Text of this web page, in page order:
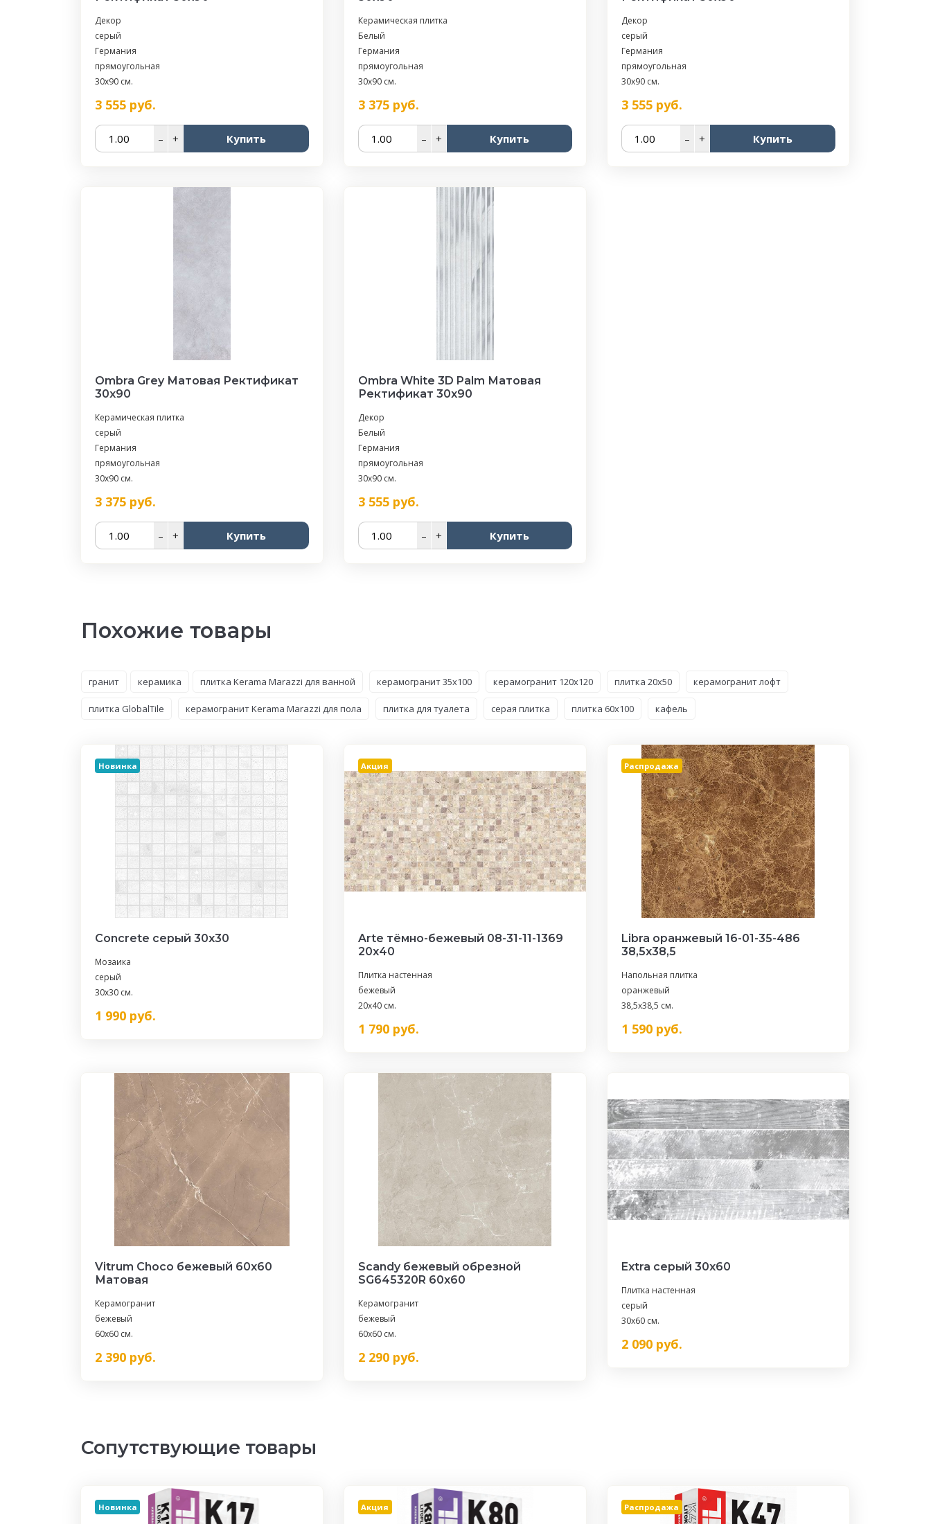
Декор
серый
Германия
прямоугольная
30x90 см.
3 555 руб.
– + Купить
Керамическая плитка
Белый
Германия
прямоугольная
30x90 см.
3 375руб.
– + Купить
Декор
серый
Германия
прямоугольная
30x90 см.
3 555руб.
– + Купить
Ombra Grey Матовая Ректификат
30x90
Керамическая плитка
серый
Германия
прямоугольная
30x90 см.
3 375 руб.
– + Купить
Ombra White 3D Palm Матовая
Ректификат 30x90
Декор
Белый
Германия
прямоугольная
30x90 см.
3 555руб.
– + Купить
Похожие товары
гранит керамика плитка Kerama Marazzi для ванной керамогранит 35x100 керамогранит 120x120 плитка 20x50 керамогранит лофт
плитка GlobalTile керамогранит Kerama Marazzi для пола плитка для туалета серая плитка плитка 60x100 кафель
Новинка
Concrete серый 30х30
Мозаика
серый
30x30 см.
1 990 руб.
Акция
Arte тёмно-бежевый 08-31-11-1369
20х40
Плитка настенная
бежевый
20x40 см.
1 790руб.
Распродажа
Libra оранжевый 16-01-35-486
38,5х38,5
Напольная плитка
оранжевый
38,5x38,5 см.
1 590руб.
Vitrum Choco бежевый 60x60
Матовая
Керамогранит
бежевый
60x60 см.
2 390 руб.
Scandy бежевый обрезной
SG645320R 60х60
Керамогранит
бежевый
60x60 см.
2 290руб.
Extra серый 30х60
Плитка настенная
серый
30x60 см.
2 090руб.
Сопутствующие товары
Новинка Акция Распродажа